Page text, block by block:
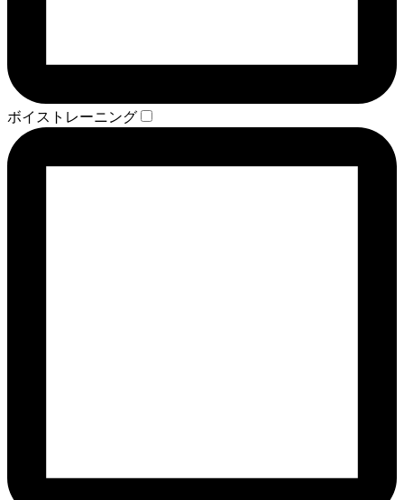
ボイストレーニング